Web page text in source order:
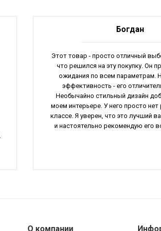
Богдан
Этот товар - просто отличный
что решился на эту покупку. Он
ожидания по всем параметрам.
эффективность - его
Необычайно стильный дизайн
моем интерьере. У него просто
классе. Я уверен, что это лучший
и настоятельно рекомендую его
О компании